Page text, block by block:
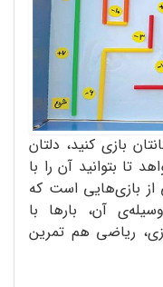
بازی کنید، دلتان
تا بتوانید آن را با
از بازی‌هایی است که
آن، بارها با
ریاضی هم تمرین